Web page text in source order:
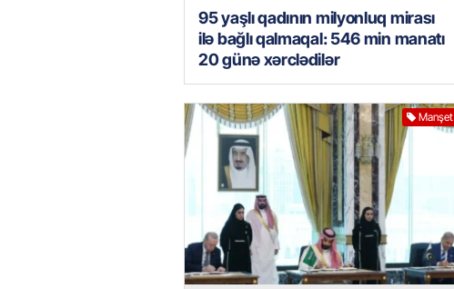
95 yaşlı qadının milyonluq mirası
ilə bağlı qalmaqal: 546 min manatı
20 günə xərclədilər
Manşet